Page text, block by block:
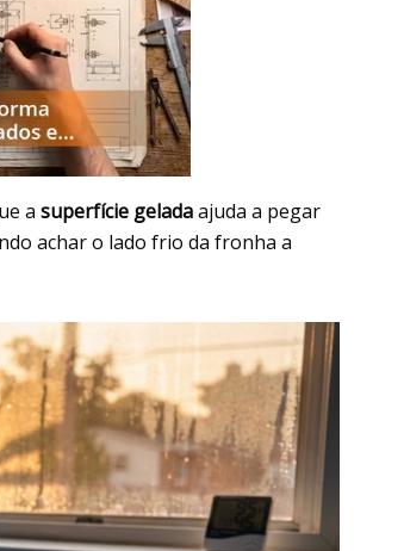
a superfície geladaajuda a pegar
achar o lado frio da fronha a